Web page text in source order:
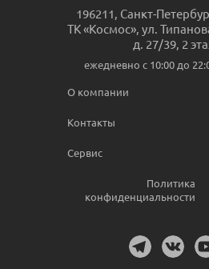
196211, Санкт-
ТК «Космос», ул.
д. 27/39, 2
ежедневно c 10:00 до
О компании
Контакты
Сервис
Политика
конфиденциальности